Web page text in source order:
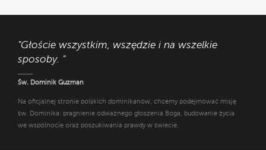
"Głoście wszystkim, wszędzie i na wszelkie
sposoby. "
Św. Dominik Guzman
Na oficjalnej stronie polskich dominikanów, chcemy podejmować misję
św. Dominika: pragnienie odważnego głoszenia Boga, budowanie życia
we wspólnocie oraz poszukiwania prawdy w świecie.